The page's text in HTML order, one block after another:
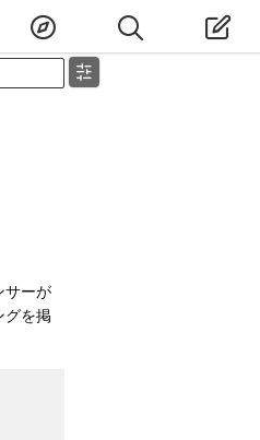
サーが
グを掲